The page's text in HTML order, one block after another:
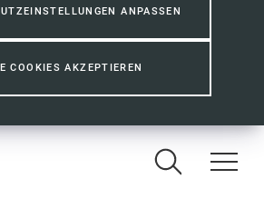
ANPASSEN
COOKIES AKZEPTIEREN